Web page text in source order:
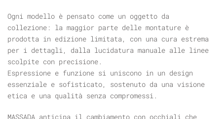
Ogni modello è pensato come un oggetto da
collezione: la maggior parte delle montature è
prodotta in edizione limitata, con una cura estrema
per i dettagli, dalla lucidatura manuale alle linee
scolpite con precisione.
Espressione e funzione si uniscono in un design
essenziale e sofisticato, sostenuto da una visione
etica e una qualità senza compromessi.
MASSADA anticipa il cambiamento con occhiali che